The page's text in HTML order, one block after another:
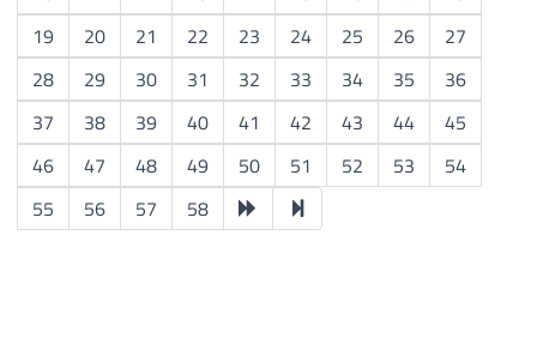
19
20 21 22 23 24 25 26
27
28
29 30 31 32 33 34 35
36
37
38 39 40 41 42 43 44
45
46
47 48 49 50 51 52 53
54
55
56 57 58